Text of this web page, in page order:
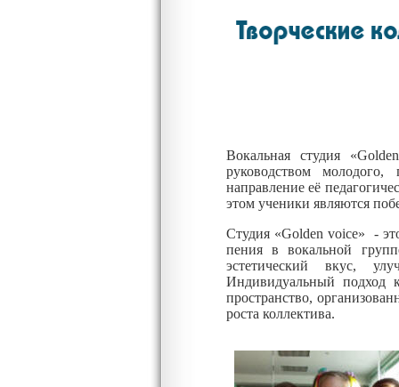
Вокальная студия «
руководством
направление её
этом ученики являются
Студия «Golden voice» -
пения в вокальной
эстетический вкус,
Индивидуальный подход
пространство,
роста коллектива.